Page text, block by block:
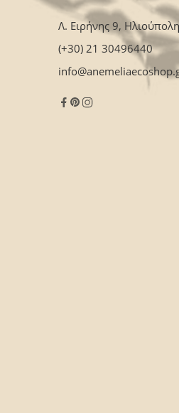
Λ. Ειρήνης 9, Ηλιούπολη
(+30) 21 30496440